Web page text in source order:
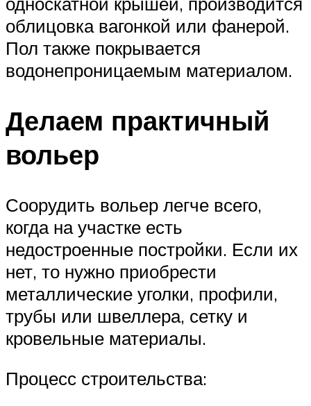
облицовка вагонкой или фанерой.
Пол также покрывается
водонепроницаемым материалом.
Делаем практичный
вольер
Соорудить вольер легче всего,
когда на участке есть
недостроенные постройки. Если их
нет, то нужно приобрести
металлические уголки, профили,
трубы или швеллера, сетку и
кровельные материалы.
Процесс строительства: